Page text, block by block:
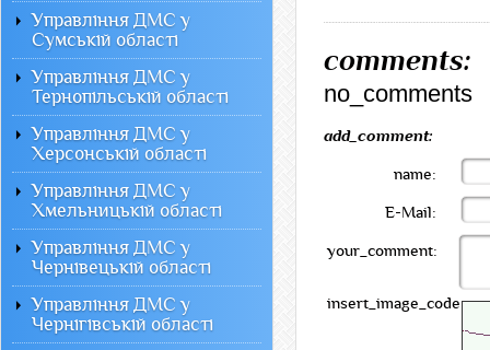
comments:
no_comments
add_comment:
name:
E-Mail:
your_comment:
insert_image_code:
Управління ДМС у
Сумській області
Управління ДМС у
Тернопільській області
Управління ДМС у
Херсонській області
Управління ДМС у
Хмельницькій області
Управління ДМС у
Чернівецькій області
Управління ДМС у
Чернігівській області